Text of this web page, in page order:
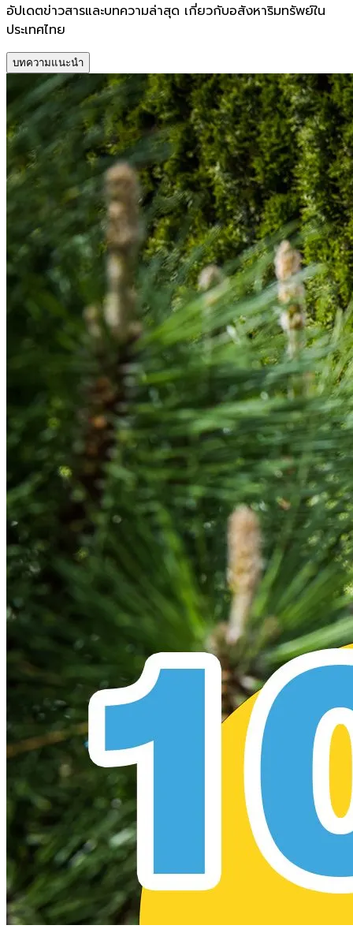
อัปเดตข่าวสารและบทความล่าสุด เกี่ยวกับอสังหาริมทรัพย์ใน
ประเทศไทย
บทความแนะนำ